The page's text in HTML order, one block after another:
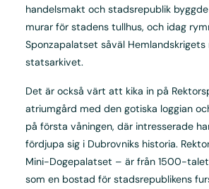
handelsmakt och stadsrepublik
murar för stadens tullhus, och idag
Sponzapalatset såväl Hemlandskrigets
statsarkivet.
Det är också värt att kika in på
atriumgård med den gotiska loggian
på första våningen, där intresserade
fördjupa sig i Dubrovniks historia.
Mini-Dogepalatset – är från 1500-
som en bostad för stadsrepublikens